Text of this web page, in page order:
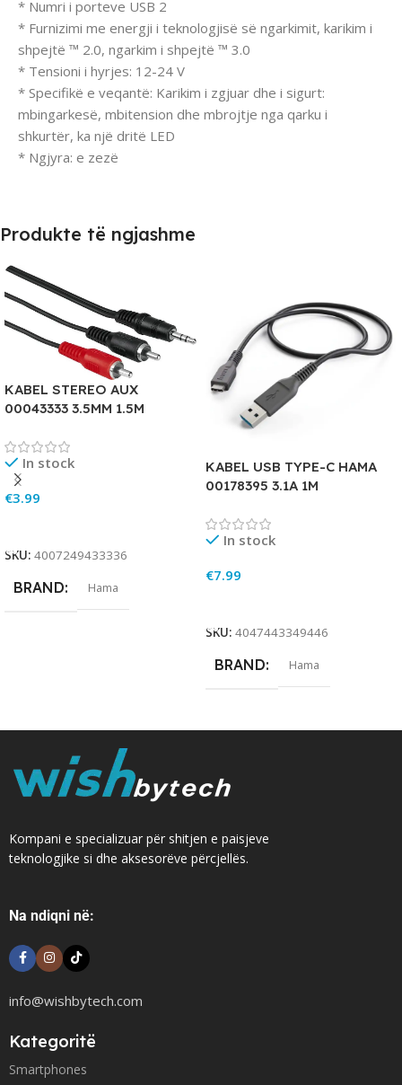
* Numri i porteve USB 2
* Furnizimi me energji i teknologjisë së ngarkimit, karikim i
shpejtë ™ 2.0, ngarkim i shpejtë ™ 3.0
* Tensioni i hyrjes: 12-24 V
* Specifikë e veqantë: Karikim i zgjuar dhe i sigurt:
mbingarkesë, mbitension dhe mbrojtje nga qarku i
shkurtër, ka një dritë LED
* Ngjyra: e zezë
Produkte të ngjashme
KABEL STEREO AUX
00043333 3.5MM 1.5M
In stock
€3.99
SKU: 4007249433336
BRAND Hama
KABEL USB TYPE-C HAMA
00178395 3.1A 1M
In stock
€7.99
SKU: 4047443349446
BRAND Hama
Kompani e specializuar për shitjen e paisjeve
teknologjike si dhe aksesorëve përcjellës.
Na ndiqni në:
info@wishbytech.com
Kategoritë
Smartphones